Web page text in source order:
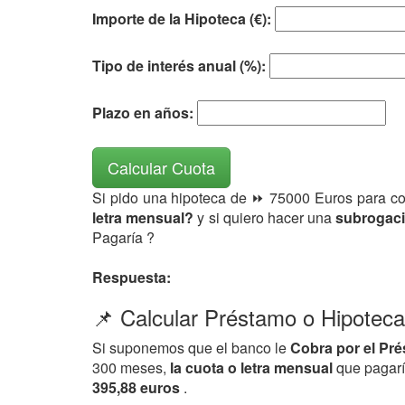
Importe de la Hipoteca (€):
Tipo de interés anual (%):
Plazo en años:
Calcular Cuota
Si pido una hipoteca de ⏩ 75000 Euros para
letra mensual? y si quiero hacer una
Pagaría ?
Respuesta:
📌 Calcular Préstamo o
Si suponemos que el banco leCobra por el
300 meses, la cuota o letra mensualque
395,88 euros .